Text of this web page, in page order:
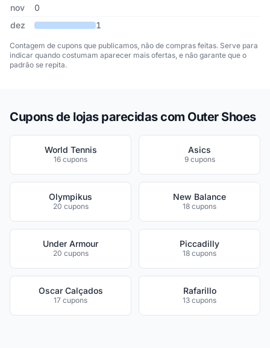
nov
0
dez
1
Contagem de cupons que publicamos, não de compras feitas. Serve para
indicar quando costumam aparecer mais ofertas, e não garante que o
padrão se repita.
Cupons de lojas parecidas com Outer Shoes
World Tennis
16 cupons
Asics
9 cupons
Olympikus
20 cupons
New Balance
18 cupons
Under Armour
20 cupons
Piccadilly
18 cupons
Oscar Calçados
17 cupons
Rafarillo
13 cupons